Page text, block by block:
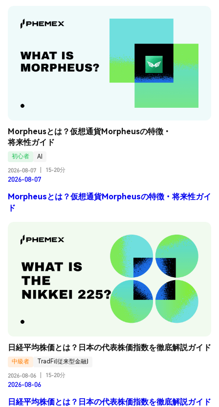
Morpheusとは？仮想通貨Morpheusの特徴・
将来性ガイド
初心者
AI
2026-08-07
15-20分
2026-08-07
Morpheusとは？仮想通貨Morpheusの特徴・将来性ガイ
ド
日経平均株価とは？日本の代表株価指数を徹底解説ガイド
中級者
TradFi(従来型金融)
2026-08-06
15-20分
2026-08-06
日経平均株価とは？日本の代表株価指数を徹底解説ガイド